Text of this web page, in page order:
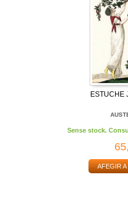
ESTUCHE
Sense stock.
AFEGIR A